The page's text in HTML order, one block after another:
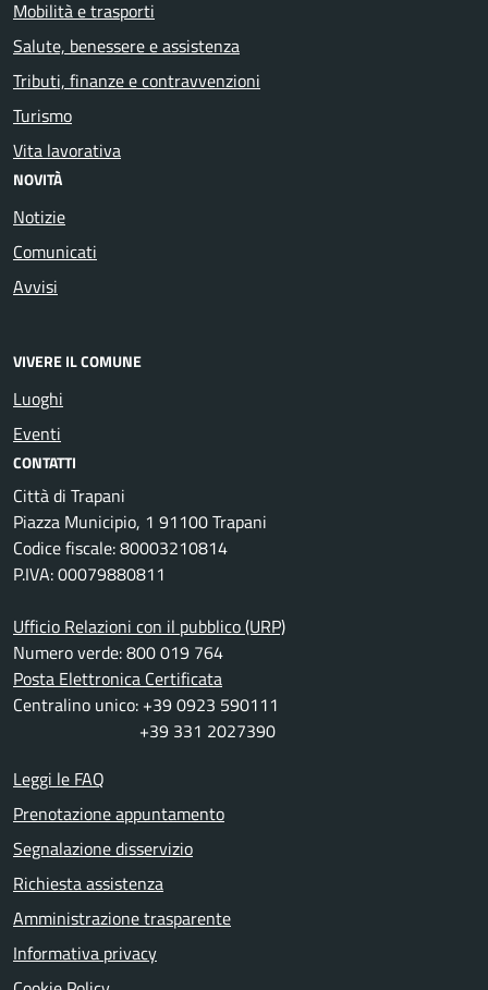
Mobilità e trasporti
Salute, benessere e assistenza
Tributi, finanze e contravvenzioni
Turismo
Vita lavorativa
NOVITÀ
Notizie
Comunicati
Avvisi
VIVERE IL COMUNE
Luoghi
Eventi
CONTATTI
Città di Trapani
Piazza Municipio, 1 91100 Trapani
Codice fiscale: 80003210814
P.IVA: 00079880811
Ufficio Relazioni con il pubblico (URP)
Numero verde: 800 019 764
Posta Elettronica Certificata
Centralino unico: +39 0923 590111
+39 331 2027390
Leggi le FAQ
Prenotazione appuntamento
Segnalazione disservizio
Richiesta assistenza
Amministrazione trasparente
Informativa privacy